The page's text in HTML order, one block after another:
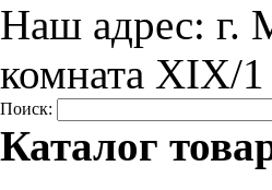
Наш адрес: г.
комната XIX/1
Поиск:
Каталог